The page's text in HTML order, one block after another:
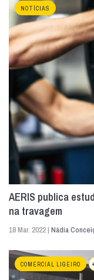
NOTÍCIAS
AERIS publica
na travagem
18 Mar. 2022 | Nádia
COMERCIAL LIGEIRO